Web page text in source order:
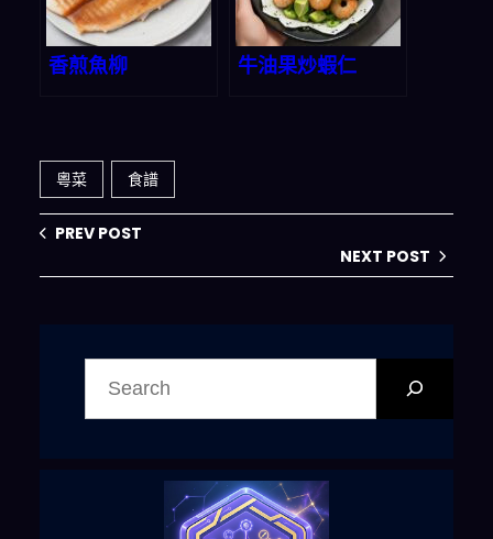
香煎魚柳 牛油果炒蝦仁
粵菜 食譜
PREV POST
NEXT POST